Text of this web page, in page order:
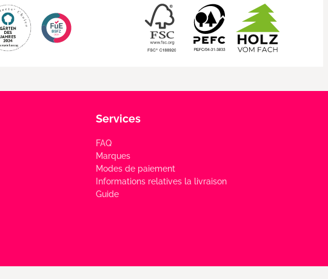
Services
FAQ
Marques
Modes de paiement
Informations relatives la livraison
Guide